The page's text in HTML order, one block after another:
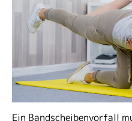
Ein Bandscheibenvorfall